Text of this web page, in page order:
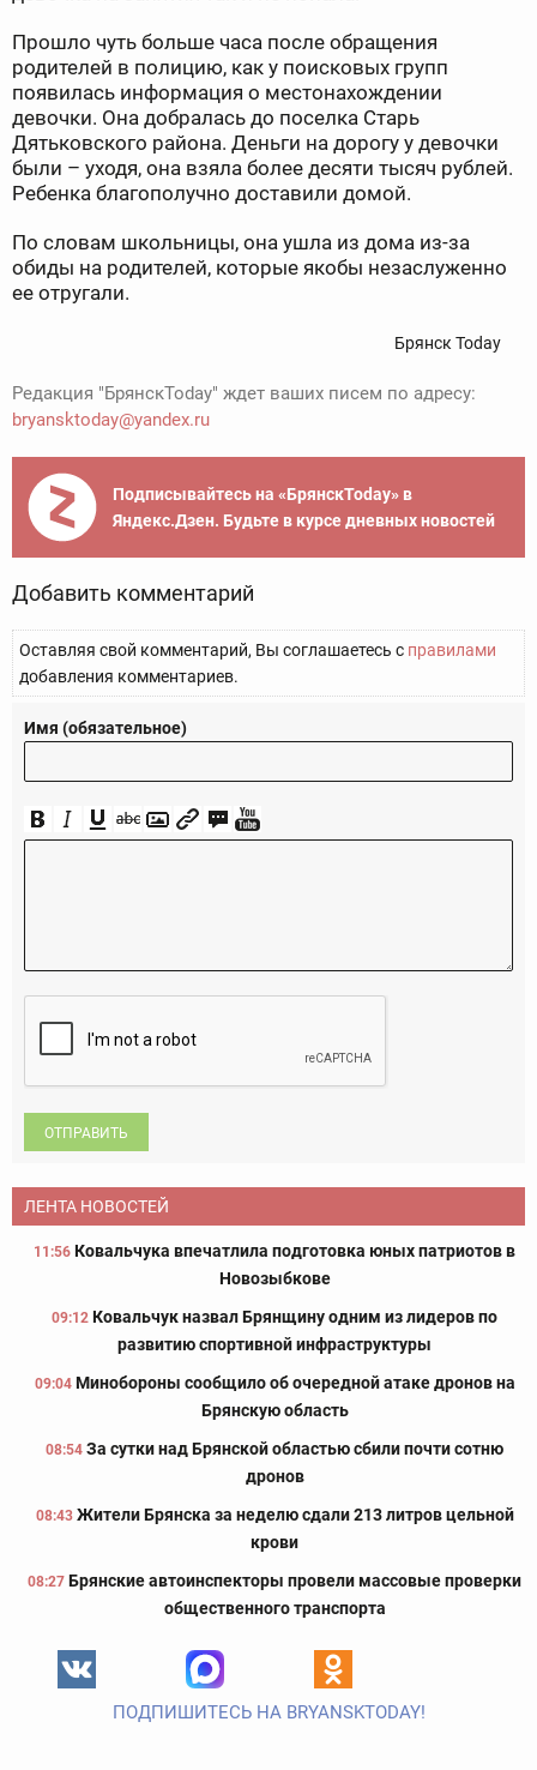
Прошло чуть больше часа после обращения
родителей в полицию, как у поисковых групп
появилась информация о местонахождении
девочки. Она добралась до поселка Старь
Дятьковского района. Деньги на дорогу у девочки
были – уходя, она взяла более десяти тысяч рублей.
Ребенка благополучно доставили домой.
По словам школьницы, она ушла из дома из-за
обиды на родителей, которые якобы незаслуженно
ее отругали.
Брянск Today
Редакция "БрянскToday" ждет ваших писем по адресу:
bryansktoday@yandex.ru
Подписывайтесь на «БрянскToday» в
Яндекс.Дзен. Будьте в курсе дневных новостей
Добавить комментарий
Оставляя свой комментарий, Вы соглашаетесь с правилами
добавления комментариев.
Имя (обязательное)
ОТПРАВИТЬ
ЛЕНТА НОВОСТЕЙ
11:56 Ковальчука впечатлила подготовка юных патриотов в
Новозыбкове
09:12 Ковальчук назвал Брянщину одним из лидеров по
развитию спортивной инфраструктуры
09:04 Минобороны сообщило об очередной атаке дронов на
Брянскую область
08:54 За сутки над Брянской областью сбили почти сотню
дронов
08:43 Жители Брянска за неделю сдали 213 литров цельной
крови
08:27 Брянские автоинспекторы провели массовые проверки
общественного транспорта
ПОДПИШИТЕСЬ НА BRYANSKTODAY!